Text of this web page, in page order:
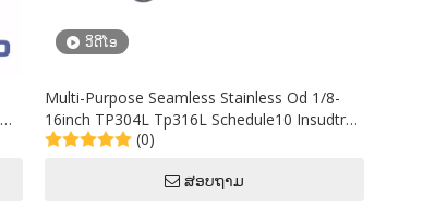
ວິດີໂອ
Multi-Purpose Seamless Stainless Od 1/8-
16inch TP304L Tp316L Schedule10 Insudtry
Steel Pipe for Ventilation Outlet to Thailand
(0)
ສອບຖາມ